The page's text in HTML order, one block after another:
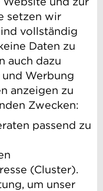
setzen wir
vollständig
Daten zu
auch dazu
Werbung
anzeigen zu
Zwecken:
passend zu
(Cluster).
um unser